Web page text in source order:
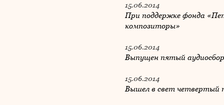
15.06.2014
При поддержке фонда
композиторы»
15.06.2014
Выпущен пятый
15.06.2014
Вышел в свет четвертый